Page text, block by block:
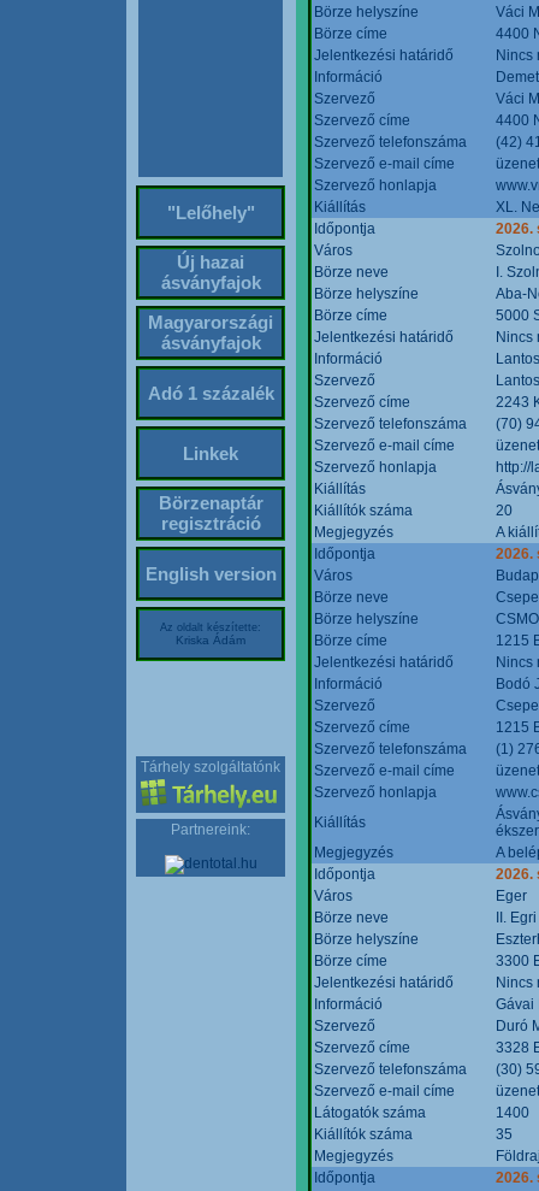
"Lelőhely"
Új hazai
ásványfajok
Magyarországi
ásványfajok
Adó 1 százalék
Linkek
Börzenaptár
regisztráció
English version
Az oldalt készítette:
Kriska Ádám
Tárhely szolgáltatónk
Partnereink:
Börze helyszíne
Váci
Börze címe
4400
Jelentkezési határidő
Nincs
Információ
Szervező
Váci
Szervező címe
4400
Szervező telefonszáma
(42)
Szervező e-mail címe
Szervező honlapja
Kiállítás
XL.
Időpontja
2026.
Város
Börze neve
I.
Börze helyszíne
Aba-
Börze címe
5000
Jelentkezési határidő
Nincs
Információ
Szervező
Szervező címe
2243
Szervező telefonszáma
(70)
Szervező e-mail címe
Szervező honlapja
http://
Kiállítás
Kiállítók száma
20
Megjegyzés
A
Időpontja
2026.
Város
Börze neve
Börze helyszíne
Börze címe
1215
Jelentkezési határidő
Nincs
Információ
Bodó
Szervező
Szervező címe
1215
Szervező telefonszáma
(1)
Szervező e-mail címe
Szervező honlapja
Kiállítás
Megjegyzés
A
Időpontja
2026.
Város
Eger
Börze neve
II.
Börze helyszíne
Börze címe
3300
Jelentkezési határidő
Nincs
Információ
Gávai
Szervező
Duró
Szervező címe
3328
Szervező telefonszáma
(30)
Szervező e-mail címe
Látogatók száma
1400
Kiállítók száma
35
Megjegyzés
Időpontja
2026.